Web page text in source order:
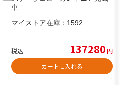
車
マイストア在庫： 1592
税込 137280円
カートに入れる